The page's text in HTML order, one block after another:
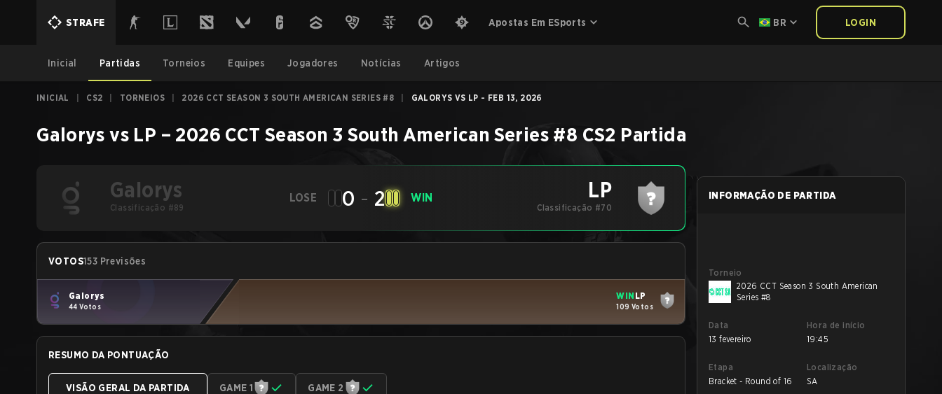
STRAFE Apostas Em ESports BR LOGIN
Inicial Partidas Torneios Equipes Jogadores Notícias Artigos
INICIAL CS2 TORNEIOS 2026 CCT SEASON 3 SOUTH AMERICAN SERIES #8 GALORYS VS LP - FEB 13, 2026
Galorys vs LP – 2026 CCT Season 3 South American Series #8 CS2 Partida
Galorys
Classificação #89
LOSE 0 - 2 WIN LP
Classificação #70
VOTOS153 Previsões
Galorys
44 Votos
WIN LP
109 Votos
RESUMO DA PONTUAÇÃO
VISÃO GERAL DA PARTIDA GAME 1 GAME 2
INFORMAÇÃO DE PARTIDA
Torneio
2026 CCT Season 3 South American
Series #8
Data
13 fevereiro
Hora de início
19:45
Etapa
Bracket - Round of 16
Localização
SA